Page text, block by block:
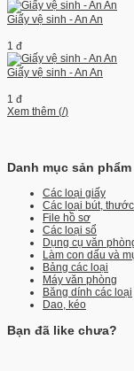
Giấy vệ sinh - An An
1 đ
Giấy vệ sinh - An An
1 đ
Xem thêm (/)
Danh mục sản phẩm
Các loại giấy
Các loại bút, thước
File hồ sơ
Các loại sổ
Dụng cụ văn
Làm con dấu và
Bảng các loại
Máy văn phòng
Băng dính các loại
Dao, kéo
Bạn đã like chưa?